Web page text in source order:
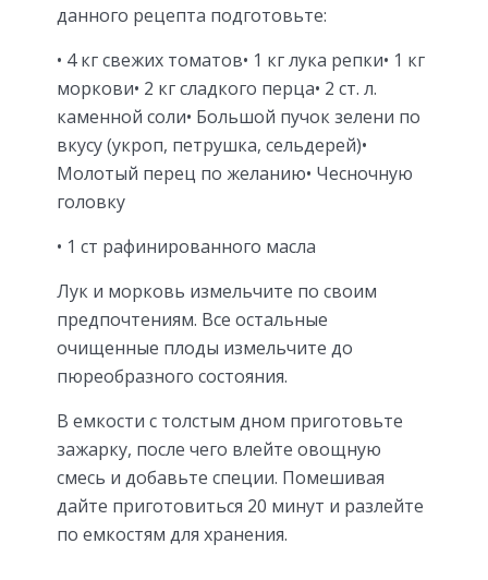
данного рецепта подготовьте:
• 4 кг свежих томатов• 1 кг лука репки• 1 кг
моркови• 2 кг сладкого перца• 2 ст. л.
каменной соли• Большой пучок зелени по
вкусу (укроп, петрушка, сельдерей)•
Молотый перец по желанию• Чесночную
головку
• 1 ст рафинированного масла
Лук и морковь измельчите по своим
предпочтениям. Все остальные
очищенные плоды измельчите до
пюреобразного состояния.
В емкости с толстым дном приготовьте
зажарку, после чего влейте овощную
смесь и добавьте специи. Помешивая
дайте приготовиться 20 минут и разлейте
по емкостям для хранения.